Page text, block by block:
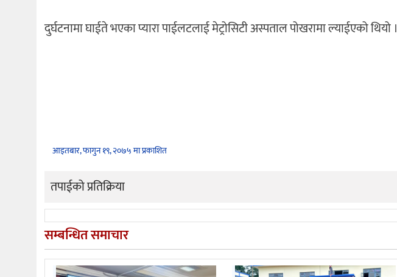
दुर्घटनामा घाईते भएका प्यारा पाईलटलाई मेट्रोसिटी अस्पताल पोखरामा ल्याईएको थियो ।
आइतबार, फागुन १९, २०७५ मा प्रकाशित
तपाईको प्रतिक्रिया
सम्बन्धित समाचार